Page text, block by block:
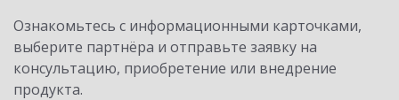
Ознакомьтесь с информационными карточками,
выберите партнёра и отправьте заявку на
консультацию, приобретение или внедрение
продукта.